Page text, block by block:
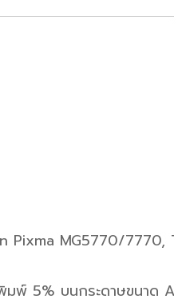
Pixma MG5770/
มพ์ 5% บนกระดาษขนาด